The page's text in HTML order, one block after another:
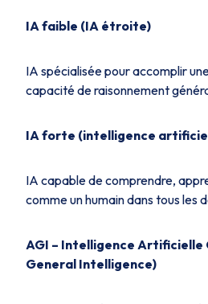
IA faible (IA étroite)
IA spécialisée pour accomplir
capacité de raisonnement
IA forte (intelligence
IA capable de comprendre,
comme un humain dans tous les
AGI – Intelligence
General Intelligence)